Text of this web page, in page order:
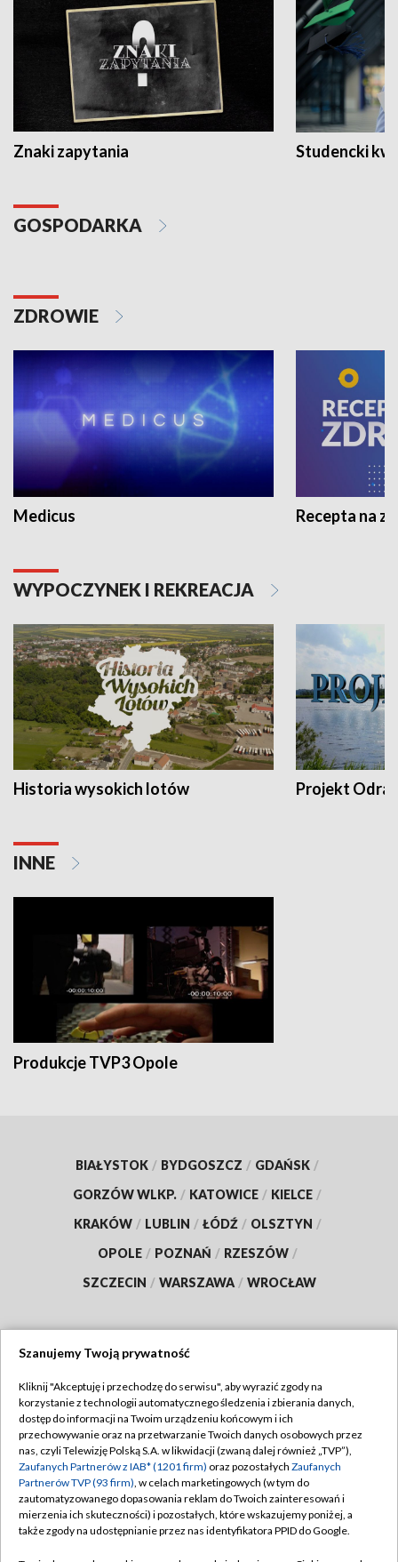
Znaki zapytania Studencki
GOSPODARKA
ZDROWIE
Medicus Recepta na
WYPOCZYNEK I REKREACJA
Historia wysokich lotów Projekt Odra
INNE
Produkcje TVP3 Opole
BIAŁYSTOK / BYDGOSZCZ / GDAŃSK /
GORZÓW WLKP. / KATOWICE / KIELCE /
KRAKÓW / LUBLIN / ŁÓDŹ / OLSZTYN /
OPOLE / POZNAŃ / RZESZÓW /
SZCZECIN / WARSZAWA / WROCŁAW
TVP
Abonament TVP
Emisja w TVP
Centrum informacji TVP
Naziemna Telewizja Cyfrowa
Regulamin TVP
Polityka prywatności
Moje zgody
Pomoc
Szanujemy Twoją prywatność
Kliknij "Akceptuję i przechodzę do serwisu", aby wyrazić zgody na
korzystanie z technologii automatycznego śledzenia i zbierania danych,
dostęp do informacji na Twoim urządzeniu końcowym i ich
przechowywanie oraz na przetwarzanie Twoich danych osobowych przez
nas, czyli Telewizję Polską S.A. w likwidacji (zwaną dalej również „TVP”),
Zaufanych Partnerów z IAB* (1201 firm) oraz pozostałych Zaufanych
Partnerów TVP (93 firm), w celach marketingowych (w tym do
zautomatyzowanego dopasowania reklam do Twoich zainteresowań i
mierzenia ich skuteczności) i pozostałych, które wskazujemy poniżej, a
także zgody na udostępnianie przez nas identyfikatora PPID do Google.